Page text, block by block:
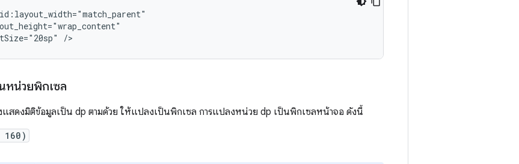
/>
หน่วยพิกเซล
สดงมิติข้อมูลเป็น dp ตามด้วย ให้แปลงเป็นพิกเซล การแปลงหน่วย dp เป็นพิกเซลหน้าจอ ดังนี้